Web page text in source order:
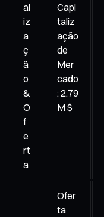
al
iz
a
ç
ã
o
&
O
f
e
rt
a
Capi
taliz
ação
de
Mer
cado
: 2,79
M $
Ofer
ta